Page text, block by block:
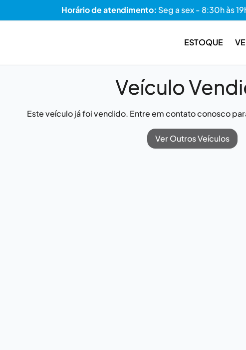
Horário de atendimento: Seg a sex - 8:30h às
ESTOQUE
Veículo
Este veículo já foi vendido. Entre em contato conosco
Ver Outros Veículos